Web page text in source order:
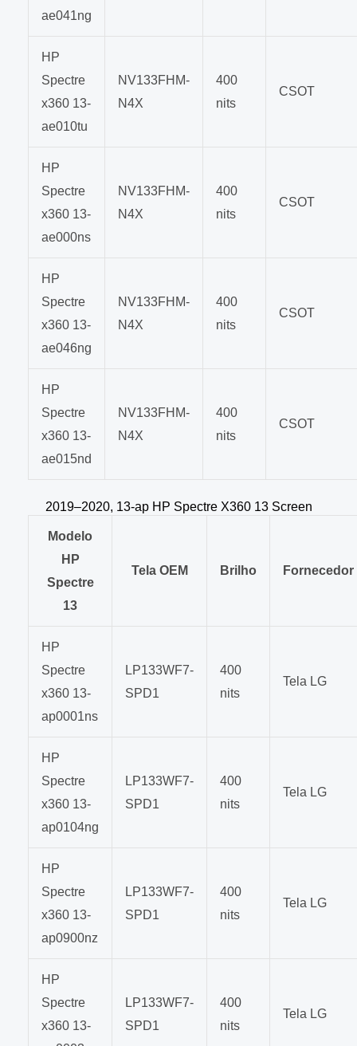
ae041ng
HP
Spectre
x360 13-
ae010tu
NV133FHM-
N4X
400
nits
CSOT
HP
Spectre
x360 13-
ae000ns
NV133FHM-
N4X
400
nits
CSOT
HP
Spectre
x360 13-
ae046ng
NV133FHM-
N4X
400
nits
CSOT
HP
Spectre
x360 13-
ae015nd
NV133FHM-
N4X
400
nits
CSOT
2019–2020, 13-ap HP Spectre X360 13 Screen
Modelo
HP
Spectre
13
Tela OEM Brilho Fornecedor
HP
Spectre
x360 13-
ap0001ns
LP133WF7-
SPD1
400
nits
Tela LG
HP
Spectre
x360 13-
ap0104ng
LP133WF7-
SPD1
400
nits
Tela LG
HP
Spectre
x360 13-
ap0900nz
LP133WF7-
SPD1
400
nits
Tela LG
HP
Spectre
x360 13-
LP133WF7-
SPD1
400
nits
Tela LG